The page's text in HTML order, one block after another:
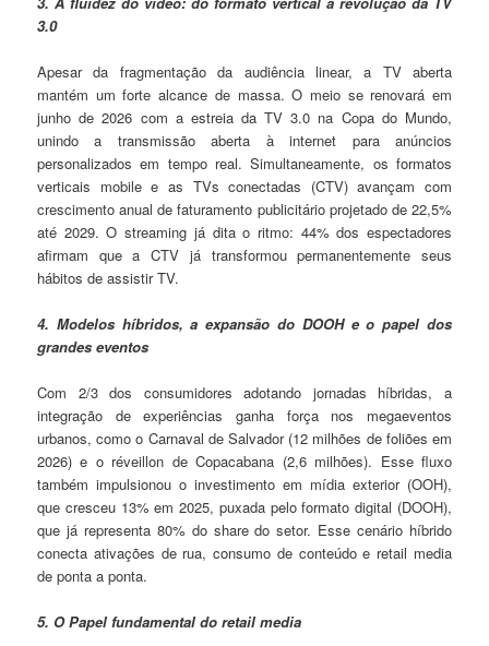
3.0
Apesar da fragmentação da audiência linear, a TV aberta
mantém um forte alcance de massa. O meio se renovará em
junho de 2026 com a estreia da TV 3.0 na Copa do Mundo,
unindo a transmissão aberta à internet para anúncios
personalizados em tempo real. Simultaneamente, os formatos
verticais mobile e as TVs conectadas (CTV) avançam com
crescimento anual de faturamento publicitário projetado de 22,5%
até 2029. O streaming já dita o ritmo: 44% dos espectadores
afirmam que a CTV já transformou permanentemente seus
hábitos de assistir TV.
4. Modelos híbridos, a expansão do DOOH e o papel dos
grandes eventos
Com 2/3 dos consumidores adotando jornadas híbridas, a
integração de experiências ganha força nos megaeventos
urbanos, como o Carnaval de Salvador (12 milhões de foliões em
2026) e o réveillon de Copacabana (2,6 milhões). Esse fluxo
também impulsionou o investimento em mídia exterior (OOH),
que cresceu 13% em 2025, puxada pelo formato digital (DOOH),
que já representa 80% do share do setor. Esse cenário híbrido
conecta ativações de rua, consumo de conteúdo e retail media
de ponta a ponta.
5. O Papel fundamental do retail media